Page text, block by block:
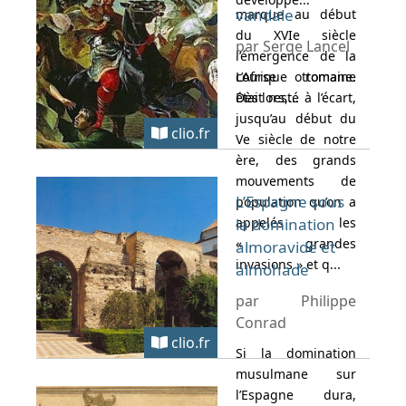
marque au début
du XVIe siècle
l’émergence de la
course ottomane.
Dès lors,...
clio.fr
vandale
par Serge Lancel
L’Afrique romaine
était resté à l’écart,
jusqu’au début du
Ve siècle de notre
ère, des grands
mouvements de
population qu’on a
appelés les
« grandes
invasions » et q...
clio.fr
L’Espagne sous
la domination
almoravide et
almohade
par Philippe
Conrad
Si la domination
musulmane sur
l’Espagne dura,